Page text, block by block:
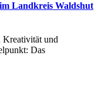
Landkreis Waldshut
und
Das